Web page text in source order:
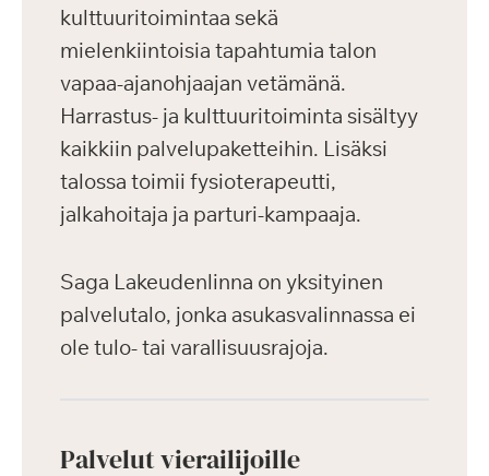
kulttuuritoimintaa sekä
mielenkiintoisia tapahtumia talon
vapaa-ajanohjaajan vetämänä.
Harrastus- ja kulttuuritoiminta sisältyy
kaikkiin palvelupaketteihin. Lisäksi
talossa toimii fysioterapeutti,
jalkahoitaja ja parturi-kampaaja.
Saga Lakeudenlinna on yksityinen
palvelutalo, jonka asukasvalinnassa ei
ole tulo- tai varallisuusrajoja.
Palvelut vierailijoille